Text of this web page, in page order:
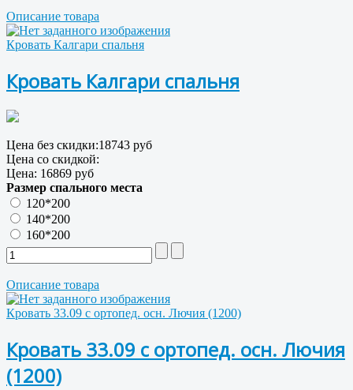
Описание товара
Кровать Калгари спальня
Кровать Калгари спальня
Цена без скидки:18743 руб
Цена со скидкой:
Цена: 16869 руб
Размер спального места
120*200
140*200
160*200
Описание товара
Кровать 33.09 с ортопед. осн. Лючия (1200)
Кровать 33.09 с ортопед. осн. Лючия
(1200)